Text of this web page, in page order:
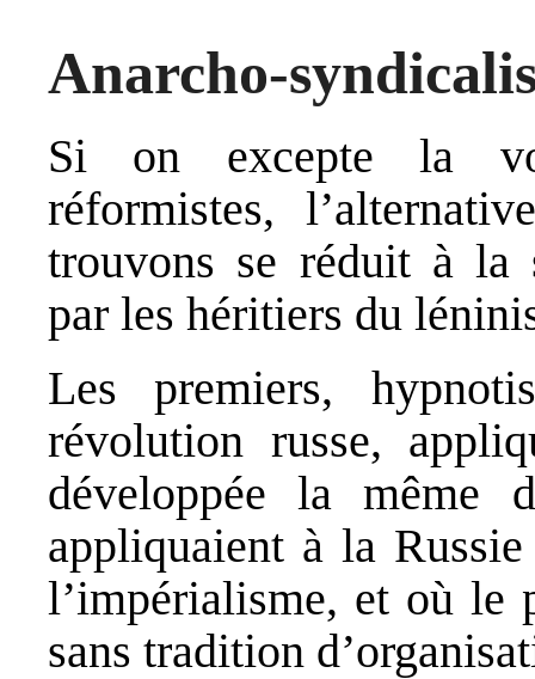
Anarcho-
Si on excepte la
réformistes,
trouvons se réduit à la
par les héritiers du
Les premiers,
révolution russe,
développée la même
appliquaient à la
l’impérialisme, et où le
sans tradition